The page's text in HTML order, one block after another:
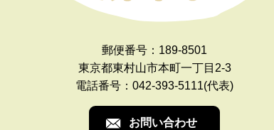
郵便番号：189-8501
東京都東村山市本町一丁目2-3
電話番号：042-393-5111(代表)
お問い合わせ